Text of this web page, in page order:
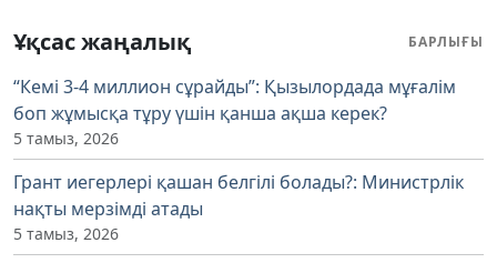
Ұқсас жаңалық БАРЛЫҒЫ
“Кемі 3-4 миллион сұрайды”: Қызылордада мұғалім
боп жұмысқа тұру үшін қанша ақша керек?
5 тамыз, 2026
Грант иегерлері қашан белгілі болады?: Министрлік
нақты мерзімді атады
5 тамыз, 2026